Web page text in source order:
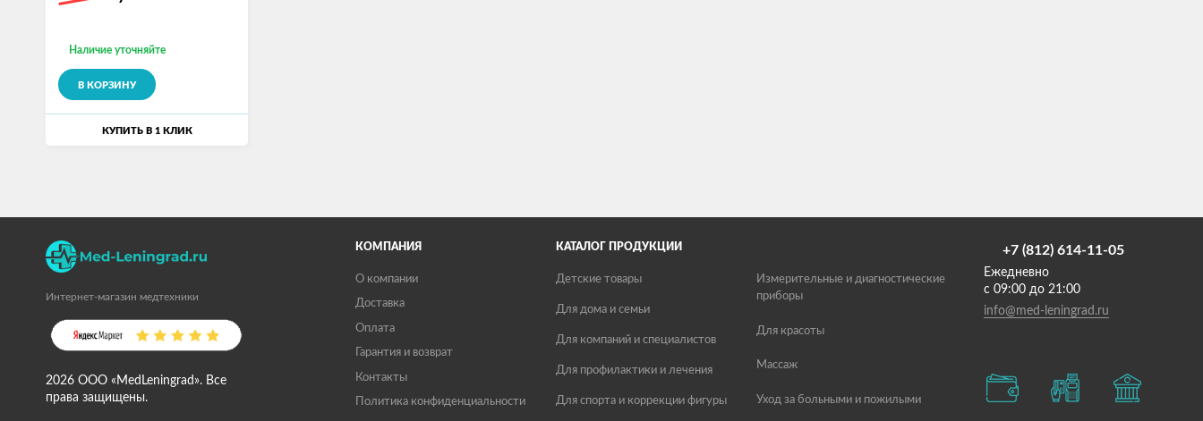
Наличие уточняйте
В КОРЗИНУ
КУПИТЬ В 1 КЛИК
Интернет-магазин медтехники
2026 ООО «MedLeningrad». Все
права защищены.
КОМПАНИЯ
О компании
Доставка
Оплата
Гарантия и возврат
Контакты
Политика конфиденциальности
КАТАЛОГ ПРОДУКЦИИ
Детские товары
Для дома и семьи
Для компаний и специалистов
Для профилактики и лечения
Для спорта и коррекции фигуры
Измерительные и диагностические
приборы
Для красоты
Массаж
Уход за больными и пожилыми
+7 (812) 614-11-05
Ежедневно
с 09:00 до 21:00
info@med-leningrad.ru